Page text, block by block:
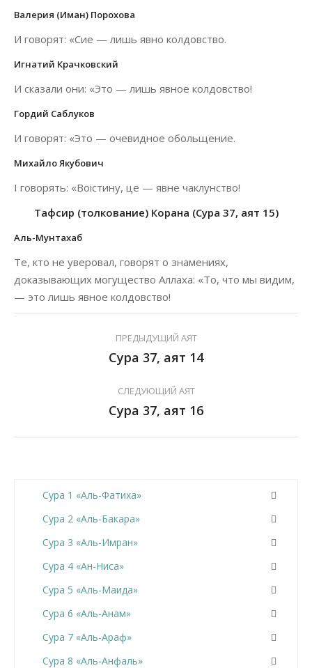
Валерия (Иман) Порохова
И говорят: «Сие — лишь явно колдовство.
Игнатий Крачковский
И сказали они: «Это — лишь явное колдовство!
Гордий Саблуков
И говорят: «Это — очевидное обольщение.
Михайло Якубович
І говорять: «Воістину, це — явне чаклунство!
Тафсир (толкование) Корана (Сура 37, аят 15)
Аль-Мунтахаб
Те, кто не уверовал, говорят о знамениях,
доказывающих могущество Аллаха: «То, что мы видим,
— это лишь явное колдовство!
ПРЕДЫДУЩИЙ АЯТ
Сура 37, аят 14
СЛЕДУЮЩИЙ АЯТ
Сура 37, аят 16
Сура 1 «Аль-Фатиха»
Сура 2 «Аль-Бакара»
Сура 3 «Аль-Имран»
Сура 4 «Ан-Ниса»
Сура 5 «Аль-Маида»
Сура 6 «Аль-Анам»
Сура 7 «Аль-Араф»
Сура 8 «Аль-Анфаль»